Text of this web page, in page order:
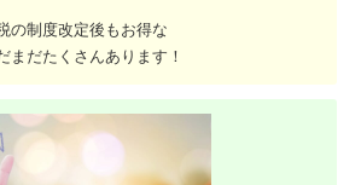
の制度改定後もお得な
まだたくさんあります！